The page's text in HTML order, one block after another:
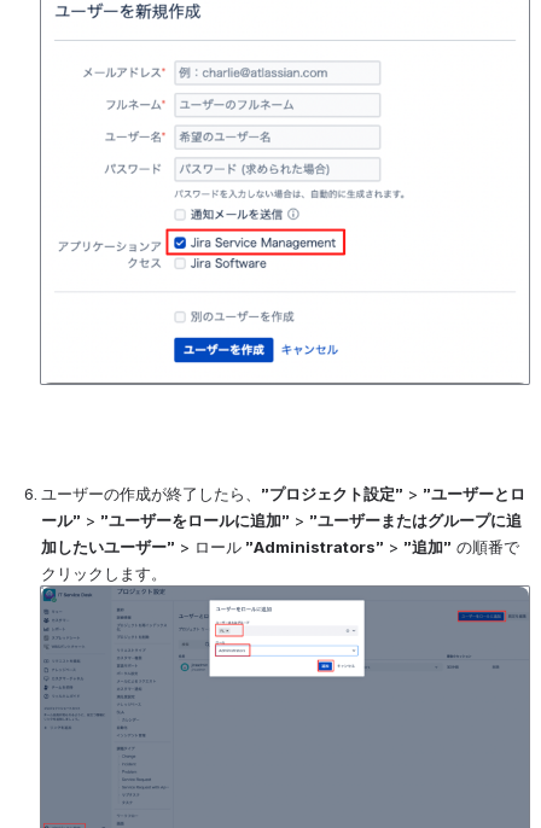
ユーザーの作成が終了したら、 ”プロジェクト設定” > ”ユーザーとロ
ール” > ”ユーザーをロールに追加” > ”ユーザーまたはグループに追
加したいユーザー” > ロール ”Administrators” > ”追加” の順番で
クリックします。
を開く